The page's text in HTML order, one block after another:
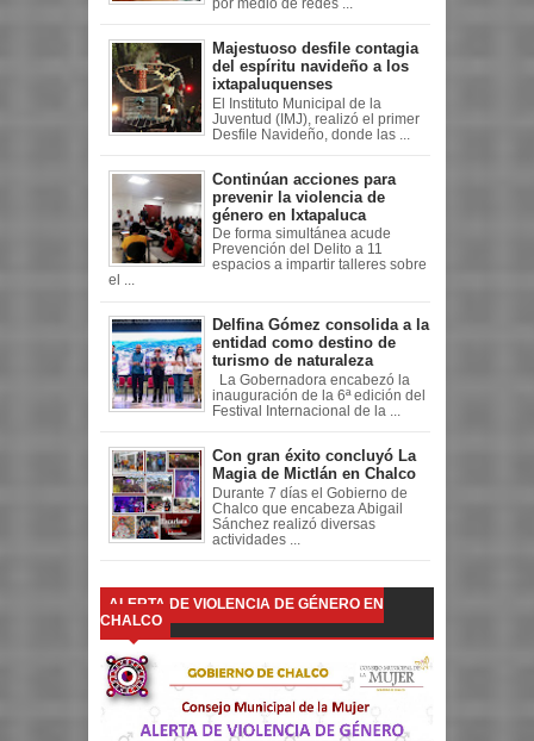
por medio de redes ...
Majestuoso desfile contagia
del espíritu navideño a los
ixtapaluquenses
El Instituto Municipal de la
Juventud (IMJ), realizó el primer
Desfile Navideño, donde las ...
Continúan acciones para
prevenir la violencia de
género en Ixtapaluca
De forma simultánea acude
Prevención del Delito a 11
espacios a impartir talleres sobre
el ...
Delfina Gómez consolida a la
entidad como destino de
turismo de naturaleza
La Gobernadora encabezó la
inauguración de la 6ª edición del
Festival Internacional de la ...
Con gran éxito concluyó La
Magia de Mictlán en Chalco
Durante 7 días el Gobierno de
Chalco que encabeza Abigail
Sánchez realizó diversas
actividades ...
ALERTA DE VIOLENCIA DE GÉNERO EN
CHALCO